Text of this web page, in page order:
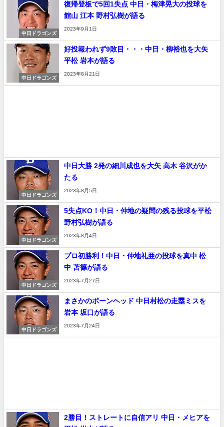
中日ドラゴンズ
復帰登板で5回1失点 中日・梅津晃大の投球を
館山 江本 野村弘樹が語る
2023年9月1日
中日ドラゴンズ
好投報われず9敗目・・・中日・柳裕也を大矢
平松 岩本が語る
2023年8月21日
中日ドラゴンズ
中日大勝 2発の細川成也を大矢 高木 谷沢がか
たる
2023年8月5日
中日ドラゴンズ
5失点KO！中日・仲地の疑問の残る投球を平松
野村弘樹が語る
2023年8月4日
中日ドラゴンズ
プロ初勝利！中日・仲地礼亜の投球を真中 松
中 苫篠が語る
2023年7月27日
中日ドラゴンズ
まさかのボーンヘッド 中日村松の走塁ミスを
岩本 坂口が語る
2023年7月24日
2勝目！ストレートに自信アリ 中日・メヒアを